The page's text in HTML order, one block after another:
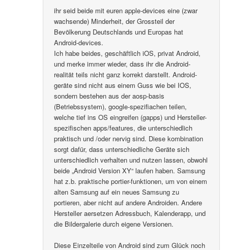
ihr seid beide mit euren apple-devices eine (zwar
wachsende) Minderheit, der Grossteil der
Bevölkerung Deutschlands und Europas hat
Android-devices.
Ich habe beides, geschäftlich iOS, privat Android,
und merke immer wieder, dass ihr die Android-
realität teils nicht ganz korrekt darstellt. Android-
geräte sind nicht aus einem Guss wie bei IOS,
sondern bestehen aus der aosp-basis
(Betriebssystem), google-spezifiachen teilen,
welche tief ins OS eingreifen (gapps) und Hersteller-
spezifischen apps/features, die unterschiedlich
praktisch und /oder nervig sind. Diese kombination
sorgt dafür, dass unterschiedliche Geräte sich
unterschiedlich verhalten und nutzen lassen, obwohl
beide „Android Version XY“ laufen haben. Samsung
hat z.b. praktische portier-funktionen, um von einem
alten Samsung auf ein neues Samsung zu
portieren, aber nicht auf andere Androiden. Andere
Hersteller aersetzen Adressbuch, Kalenderapp, und
die Bildergalerie durch eigene Versionen.
Diese Einzelteile von Android sind zum Glück noch